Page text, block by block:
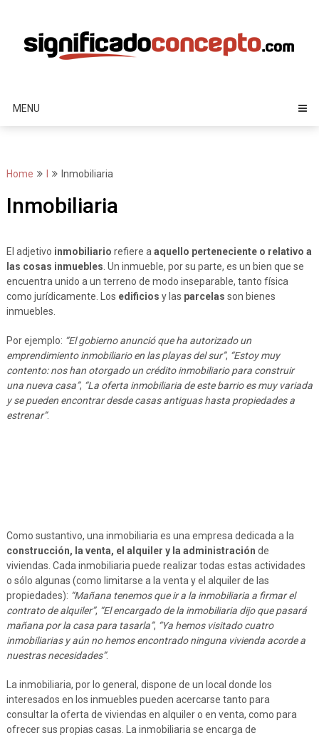
content
MENU
Home Inmobiliaria
Inmobiliaria
El adjetivo inmobiliario refiere a aquello perteneciente o relativo a
las cosas inmuebles . Un inmueble, por su parte, es un bien que se
encuentra unido a un terreno de modo inseparable, tanto física
como jurídicamente. Los edificios y las parcelas son bienes
inmuebles.
Por ejemplo: “El gobierno anunció que ha autorizado un
emprendimiento inmobiliario en las playas del sur”, “Estoy muy
contento: nos han otorgado un crédito inmobiliario para construir
una nueva casa”, “La oferta inmobiliaria de este barrio es muy variada
y se pueden encontrar desde casas antiguas hasta propiedades a
estrenar”.
Como sustantivo, una inmobiliaria es una empresa dedicada a la
construcción, la venta, el alquiler y la administración de
viviendas. Cada inmobiliaria puede realizar todas estas actividades
o sólo algunas (como limitarse a la venta y el alquiler de las
propiedades): “Mañana tenemos que ir a la inmobiliaria a firmar el
contrato de alquiler”, “El encargado de la inmobiliaria dijo que pasará
mañana por la casa para tasarla”, “Ya hemos visitado cuatro
inmobiliarias y aún no hemos encontrado ninguna vivienda acorde a
nuestras necesidades”.
La inmobiliaria, por lo general, dispone de un local donde los
interesados en los inmuebles pueden acercarse tanto para
consultar la oferta de viviendas en alquiler o en venta, como para
ofrecer sus propias casas. La inmobiliaria se encarga de